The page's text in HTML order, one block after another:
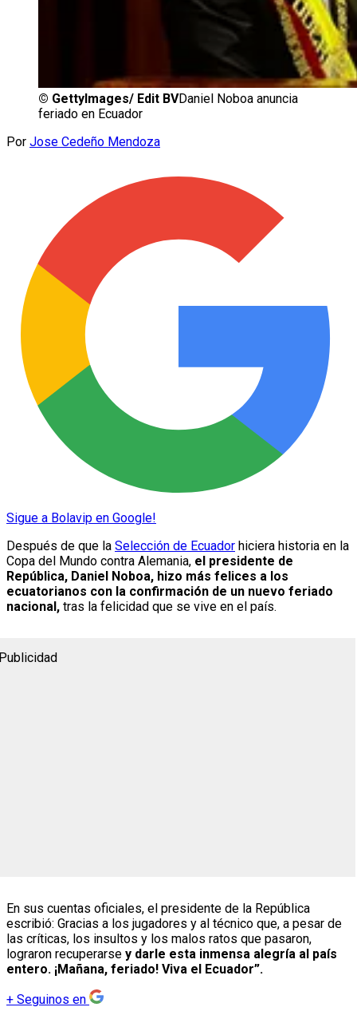
© GettyImages/ Edit BVDaniel Noboa anuncia
feriado en Ecuador
Por Jose Cedeño Mendoza
Sigue a Bolavip en Google!
Después de que la Selección de Ecuador hiciera historia en la
Copa del Mundo contra Alemania, el presidente de
República, Daniel Noboa, hizo más felices a los
ecuatorianos con la confirmación de un nuevo feriado
nacional, tras la felicidad que se vive en el país.
En sus cuentas oficiales, el presidente de la República
escribió: Gracias a los jugadores y al técnico que, a pesar de
las críticas, los insultos y los malos ratos que pasaron,
lograron recuperarse y darle esta inmensa alegría al país
entero. ¡Mañana, feriado! Viva el Ecuador”.
+ Seguinos en